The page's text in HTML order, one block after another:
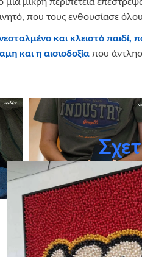
που τους ενθουσίασε
και κλειστό παιδί,
και η αισιοδοξία που